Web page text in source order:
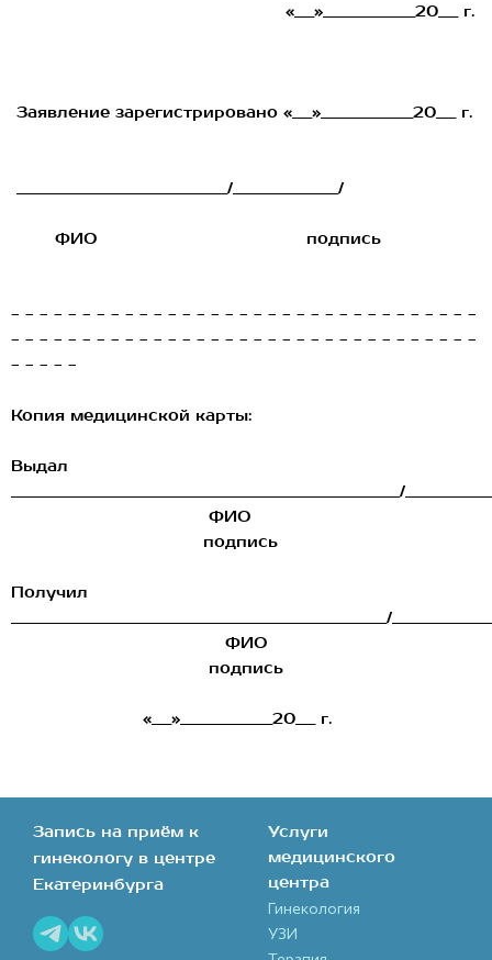
«___»______________20___ г.
Заявление зарегистрировано «___»______________20___ г.
________________________________/________________/
ФИО подпись
- - - - - - - - - - - - - - - - - - - - - - - - - - - - - - - - -
- - - - - - - - - - - - - - - - - - - - - - - - - - - - - - - - -
- - - - -
Копия медицинской карты:
Выдал
___________________________________________________________/
ФИО
подпись
Получил
_________________________________________________________/
ФИО
подпись
«___»______________20___ г.
Запись на приём к
гинекологу в центре
Екатеринбурга
Услуги
медицинского
центра
Гинекология
УЗИ